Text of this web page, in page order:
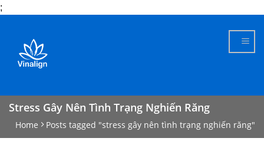
;
content
Stress Gây Nên Tình Trạng Nghiến Răng
Home Posts tagged "stress gây nên tình trạng nghiến răng"